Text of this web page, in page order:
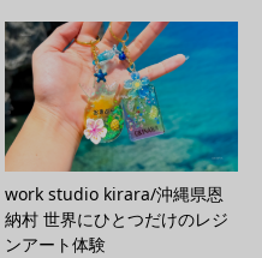
work studio kirara/沖縄県恩
納村 世界にひとつだけのレジ
ンアート体験